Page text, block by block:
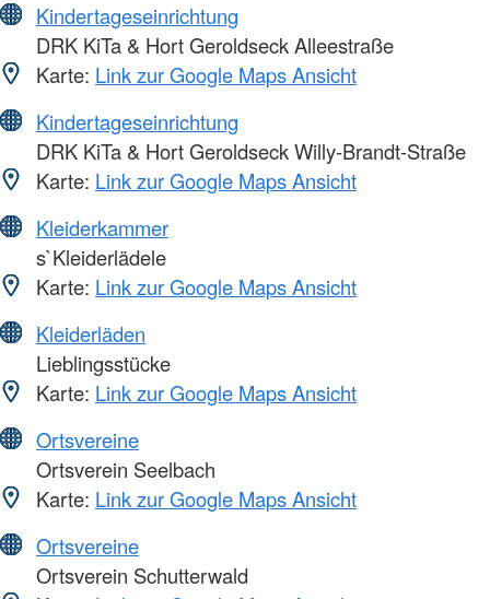
Kindertageseinrichtung
DRK KiTa & Hort Geroldseck Alleestraße
Karte: Link zur Google Maps Ansicht
Kindertageseinrichtung
DRK KiTa & Hort Geroldseck Willy-Brandt-Straße
Karte: Link zur Google Maps Ansicht
Kleiderkammer
s`Kleiderlädele
Karte: Link zur Google Maps Ansicht
Kleiderläden
Lieblingsstücke
Karte: Link zur Google Maps Ansicht
Ortsvereine
Ortsverein Seelbach
Karte: Link zur Google Maps Ansicht
Ortsvereine
Ortsverein Schutterwald